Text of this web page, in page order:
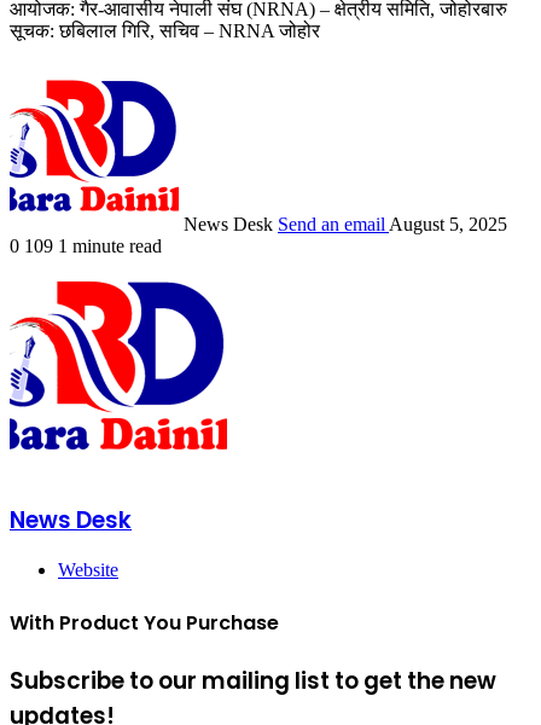
आयोजक: गैर-आवासीय नेपाली संघ (NRNA) – क्षेत्रीय समिति, जोहोरबारु
सूचक: छबिलाल गिरि, सचिव – NRNA जोहोर
News Desk Send an email August 5, 2025
0 109 1 minute read
News Desk
Website
With Product You Purchase
Subscribe to our mailing list to get the new
updates!